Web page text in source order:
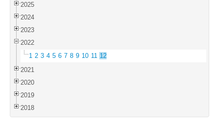
2025
2024
2023
2022
1 2 3 4 5 6 7 8 9 10 11 12
2021
2020
2019
2018